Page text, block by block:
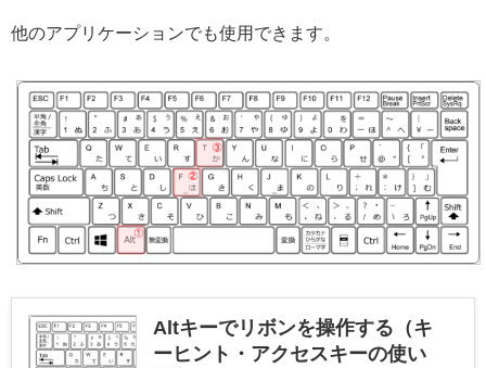
他のアプリケーションでも使用できます。
Altキーでリボンを操作する（キ
ーヒント・アクセスキーの使い